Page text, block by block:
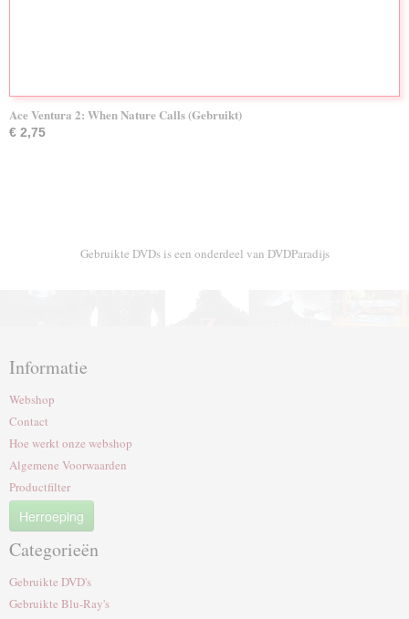
Ace Ventura 2: When Nature Calls (Gebruikt)
€ 2,75
Gebruikte DVDs is een onderdeel van DVDParadijs
Informatie
Webshop
Contact
Hoe werkt onze webshop
Algemene Voorwaarden
Productfilter
Herroeping
Categorieën
Gebruikte DVD's
Gebruikte Blu-Ray's